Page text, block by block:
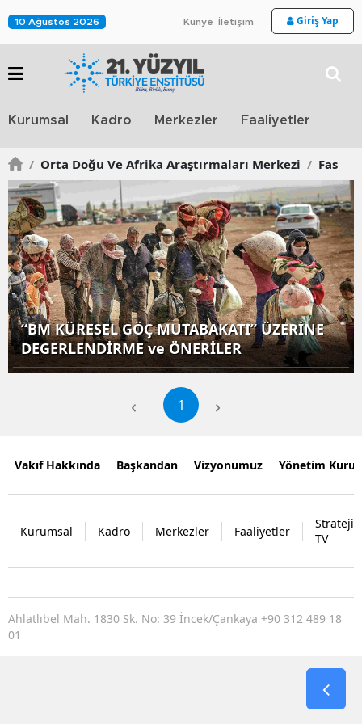
10 Ağustos 2026 Künye İletişim Giriş Yap
Kurumsal Kadro Merkezler Faaliyetler
/ Orta Doğu Ve Afrika Araştırmaları Merkezi / Fas
“BM KÜRESEL GÖÇ MUTABAKATI” ÜZERİNE
DEGERLENDİRME ve ÖNERİLER
‹ 1 ›
Vakıf Hakkında Başkandan Vizyonumuz Yönetim
Kurumsal Kadro Merkezler Faaliyetler
Strateji
TV
Ahlatlıbel Mah. 1830 Sk. No: 39 İncek/Çankaya +90 312 489 18
01